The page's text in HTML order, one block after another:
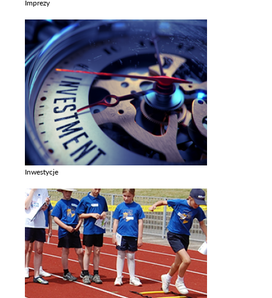
Imprezy
Inwestycje